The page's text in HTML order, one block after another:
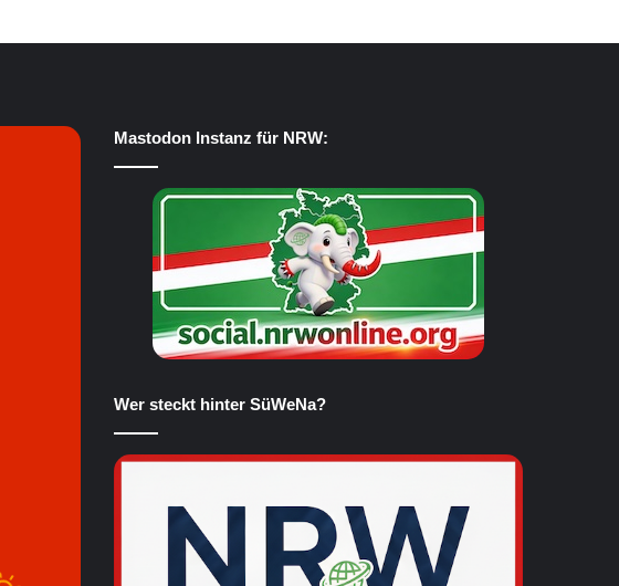
Mastodon Instanz für NRW:
Wer steckt hinter SüWeNa?